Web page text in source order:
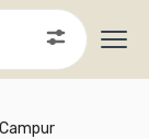
Campur